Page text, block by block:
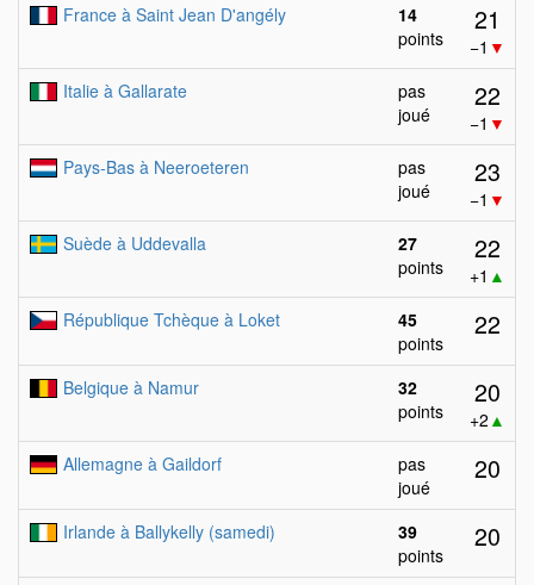
France à Saint Jean D'angély
14
points
21
−1 ▼
Italie à Gallarate
pas
joué
22
−1 ▼
Pays-Bas à Neeroeteren
pas
joué
23
−1 ▼
Suède à Uddevalla
27
points
22
+1 ▲
République Tchèque à Loket
45
points
22
Belgique à Namur
32
points
20
+2 ▲
Allemagne à Gaildorf
pas
joué
20
Irlande à Ballykelly (samedi)
39
points
20